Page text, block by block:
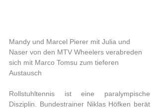
Mandy und Marcel Pierer mit Julia und
Naser von den MTV Wheelers verabreden
sich mit Marco Tomsu zum tieferen
Austausch
Rollstuhltennis ist eine paralympische
Disziplin. Bundestrainer Niklas Höfken berät